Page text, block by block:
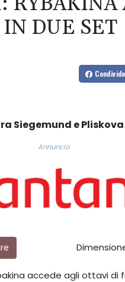
DUE SET
Siegemund e Pliskova
Annuncio
accede agli ottavi di